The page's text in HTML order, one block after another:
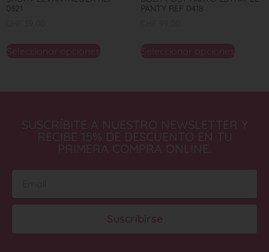
0321
Seleccionar opciones
PANTY REF 0418
Seleccionar opciones
SUSCRÍBITE A NUESTRO NEWSLETTER Y
RECIBE 15% DE DESCUENTO EN TU
PRIMERA COMPRA ONLINE.
Suscribirse